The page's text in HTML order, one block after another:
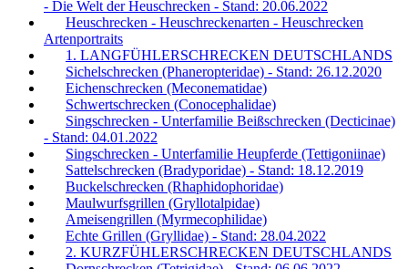
- Die Welt der Heuschrecken - Stand: 20.06.2022
Heuschrecken - Heuschreckenarten - Heuschrecken
Artenportraits
1. LANGFÜHLERSCHRECKEN DEUTSCHLANDS
Sichelschrecken (Phaneropteridae) - Stand: 26.12.2020
Eichenschrecken (Meconematidae)
Schwertschrecken (Conocephalidae)
Singschrecken - Unterfamilie Beißschrecken (Decticinae)
- Stand: 04.01.2022
Singschrecken - Unterfamilie Heupferde (Tettigoniinae)
Sattelschrecken (Bradyporidae) - Stand: 18.12.2019
Buckelschrecken (Rhaphidophoridae)
Maulwurfsgrillen (Gryllotalpidae)
Ameisengrillen (Myrmecophilidae)
Echte Grillen (Gryllidae) - Stand: 28.04.2022
2. KURZFÜHLERSCHRECKEN DEUTSCHLANDS